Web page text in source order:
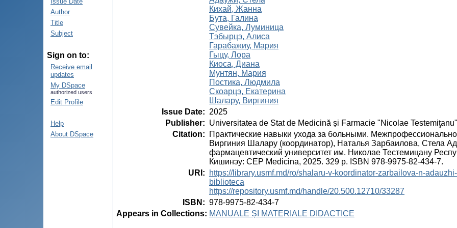
Author
Title
Subject
Sign on to:
Receive email
updates
My DSpace
authorized users
Edit Profile
Help
About DSpace
Кихай, Жанна
Бута, Галина
Сувейка, Луминица
Тэбырцэ, Алиса
Гарабажиу, Мария
Гыцу, Лора
Киоса, Диана
Мунтян, Мария
Постика, Людмила
Скоарцэ, Екатерина
Шалару, Виргиния
Issue Date: 2025
Publisher: Universitatea de Stat de Medicină și Farmacie "Nicolae Testemiţanu"
Citation:
Практические навыки ухода за больными.
Виргиния Шалару (координатор), Наталья Зарбаилова, Стела
фармацевтический университет им. Николае Тестемицану
Кишинэу: CEP Medicina, 2025. 329 p. ISBN 978-9975-82-434-7.
URI :
https://library.usmf.md/ro/shalaru-v-koordinator-zarbailova-n-
biblioteca
https://repository.usmf.md/handle/20.500.12710/33287
ISBN : 978-9975-82-434-7
Appears in Collections: MANUALE ȘI MATERIALE DIDACTICE